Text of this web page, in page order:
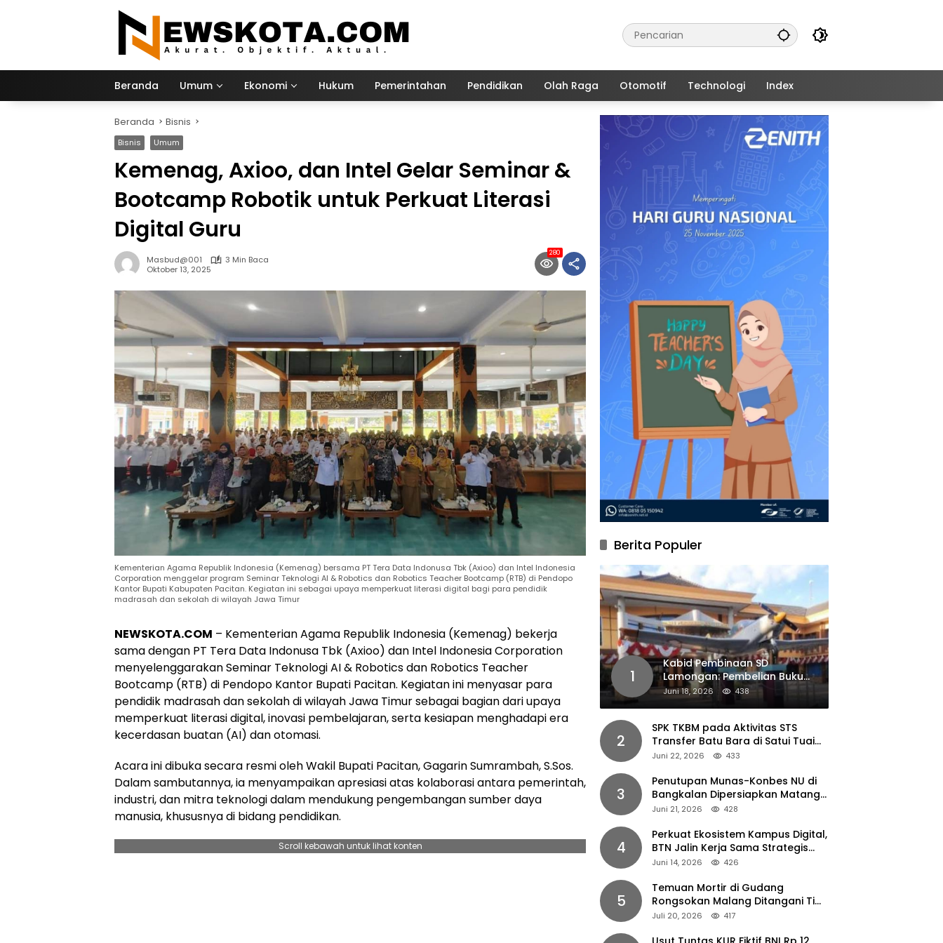
Beranda Umum Ekonomi Hukum Pemerintahan Pendidikan Olah Raga Otomotif Technologi Index
Beranda Bisnis
Bisnis Umum
Kemenag, Axioo, dan Intel Gelar Seminar &
Bootcamp Robotik untuk Perkuat Literasi
Digital Guru
Masbud@001
3 Min Baca
Oktober 13, 2025
280
Kementerian Agama Republik Indonesia (Kemenag) bersama PT Tera Data Indonusa Tbk (Axioo) dan Intel Indonesia
Corporation menggelar program Seminar Teknologi AI & Robotics dan Robotics Teacher Bootcamp (RTB) di Pendopo
Kantor Bupati Kabupaten Pacitan. Kegiatan ini sebagai upaya memperkuat literasi digital bagi para pendidik
madrasah dan sekolah di wilayah Jawa Timur
NEWSKOTA.COM – Kementerian Agama Republik Indonesia (Kemenag) bekerja
sama dengan PT Tera Data Indonusa Tbk (Axioo) dan Intel Indonesia Corporation
menyelenggarakan Seminar Teknologi AI & Robotics dan Robotics Teacher
Bootcamp (RTB) di Pendopo Kantor Bupati Pacitan. Kegiatan ini menyasar para
pendidik madrasah dan sekolah di wilayah Jawa Timur sebagai bagian dari upaya
memperkuat literasi digital, inovasi pembelajaran, serta kesiapan menghadapi era
kecerdasan buatan (AI) dan otomasi.
Acara ini dibuka secara resmi oleh Wakil Bupati Pacitan, Gagarin Sumrambah, S.Sos.
Dalam sambutannya, ia menyampaikan apresiasi atas kolaborasi antara pemerintah,
industri, dan mitra teknologi dalam mendukung pengembangan sumber daya
manusia, khususnya di bidang pendidikan.
Scroll kebawah untuk lihat konten
Berita Populer
1
Kabid Pembinaan SD
Lamongan: Pembelian Buku
Pendamping Tidak Boleh
Dipaksakan
Juni 18, 2026 438
2
SPK TKBM pada Aktivitas STS
Transfer Batu Bara di Satui Tuai
Sorotan
Juni 22, 2026 433
3
Penutupan Munas-Konbes NU di
Bangkalan Dipersiapkan Matang,
Gus Ipul Turun Tangan
Juni 21, 2026 428
4
Perkuat Ekosistem Kampus Digital,
BTN Jalin Kerja Sama Strategis
dengan UNAIR
Juni 14, 2026 426
5
Temuan Mortir di Gudang
Rongsokan Malang Ditangani Tim
Gegana Polda Jatim
Juli 20, 2026 417